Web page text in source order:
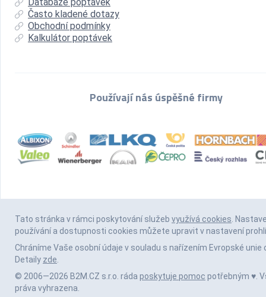
Často kladené dotazy
Obchodní podmínky
Kalkulátor poptávek
Používají nás úspěšné firmy
Tato stránka v rámci poskytování služeb využívá cookies .
používání a dostupnosti cookies můžete upravit v nastavení
Chráníme Vaše osobní údaje v souladu s nařízením Evropské unie
Detaily zde
© 2006—2026 B2M.CZ s.r.o. ráda poskytuje pomoc potřebným ♥️.
práva vyhrazena.